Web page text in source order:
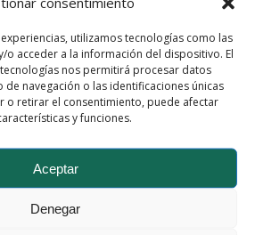
utilizamos tecnologías como las
o acceder a la información del dispositivo. El
nos permitirá procesar datos
navegación o las identificaciones únicas
o retirar el consentimiento, puede afectar
y funciones.
Aceptar
Denegar
tu consentimiento para el uso de
Puedes gestionar tus preferencias en
la configuración de tu navegador o
“Configuración de cookies”
sitio.
Podemos permitir que terceros, como
cookies para recopilar información
a las políticas de privacidad de